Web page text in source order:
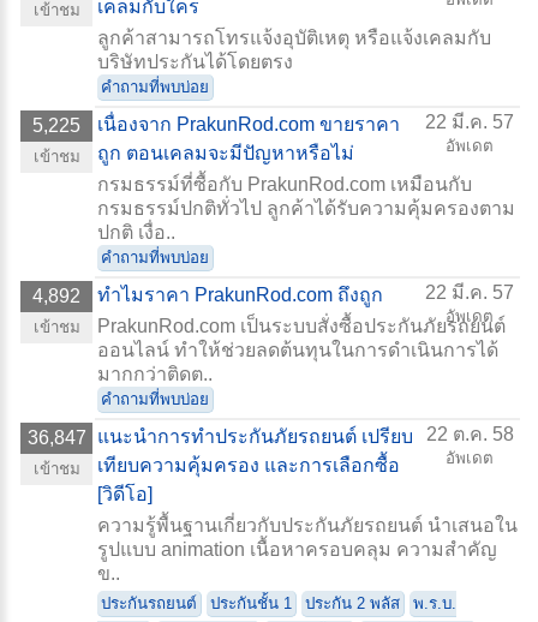
เข้าชม เคลมกับใคร
ลูกค้าสามารถโทรแจ้งอุบัติเหตุ หรือแจ้งเคลมกับ
บริษัทประกันได้โดยตรง
คำถามที่พบบ่อย
5,225
เข้าชม
เนื่องจาก PrakunRod.com ขายราคา
ถูก ตอนเคลมจะมีปัญหาหรือไม่
22 มี.ค. 57
อัพเดต
กรมธรรม์ที่ซื้อกับ PrakunRod.com เหมือนกับ
กรมธรรม์ปกติทั่วไป ลูกค้าได้รับความคุ้มครองตาม
ปกติ เงื่อ..
คำถามที่พบบ่อย
4,892
เข้าชม
ทำไมราคา PrakunRod.com ถึงถูก 22 มี.ค. 57
อัพเดต
PrakunRod.com เป็นระบบสั่งซื้อประกันภัยรถยนต์
ออนไลน์ ทำให้ช่วยลดต้นทุนในการดำเนินการได้
มากกว่าติดต..
คำถามที่พบบ่อย
36,847
เข้าชม
แนะนำการทำประกันภัยรถยนต์ เปรียบ
เทียบความคุ้มครอง และการเลือกซื้อ
[วิดีโอ]
22 ต.ค. 58
อัพเดต
ความรู้พื้นฐานเกี่ยวกับประกันภัยรถยนต์ นำเสนอใน
รูปแบบ animation เนื้อหาครอบคลุม ความสำคัญ
ข..
ประกันรถยนต์ ประกันชั้น 1 ประกัน 2 พลัส
พ.ร.บ.